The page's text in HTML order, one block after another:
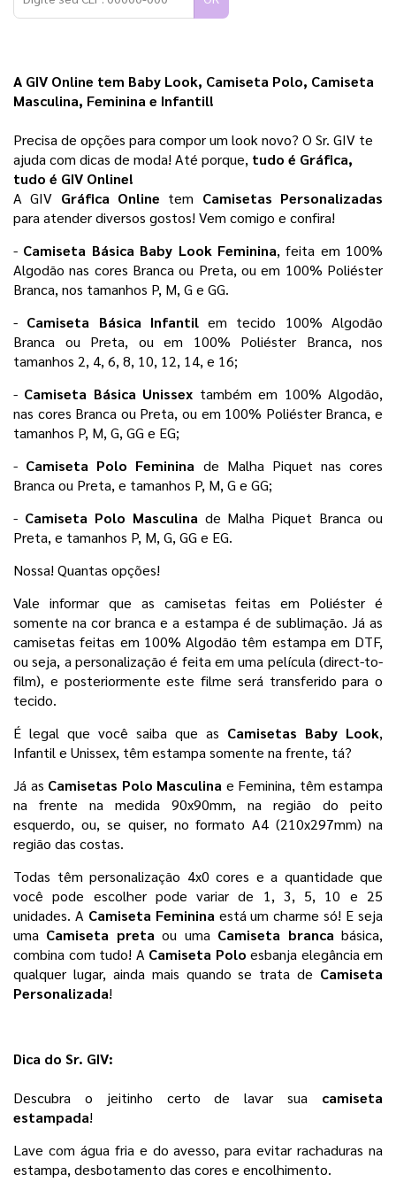
A GIV Online tem Baby Look, Camiseta Polo, Camiseta
Masculina, Feminina e Infantil!
Precisa de opções para compor um look novo? O Sr. GIV te
ajuda com dicas de moda! Até porque, tudo é Gráfica,
tudo é GIV Online!
A GIV Gráfica Online tem Camisetas Personalizadas
para atender diversos gostos! Vem comigo e confira!
- Camiseta Básica Baby Look Feminina, feita em 100%
Algodão nas cores Branca ou Preta, ou em 100% Poliéster
Branca, nos tamanhos P, M, G e GG.
- Camiseta Básica Infantil em tecido 100% Algodão
Branca ou Preta, ou em 100% Poliéster Branca, nos
tamanhos 2, 4, 6, 8, 10, 12, 14, e 16;
- Camiseta Básica Unissex também em 100% Algodão,
nas cores Branca ou Preta, ou em 100% Poliéster Branca, e
tamanhos P, M, G, GG e EG;
- Camiseta Polo Feminina de Malha Piquet nas cores
Branca ou Preta, e tamanhos P, M, G e GG;
- Camiseta Polo Masculina de Malha Piquet Branca ou
Preta, e tamanhos P, M, G, GG e EG.
Nossa! Quantas opções!
Vale informar que as camisetas feitas em Poliéster é
somente na cor branca e a estampa é de sublimação. Já as
camisetas feitas em 100% Algodão têm estampa em DTF,
ou seja, a personalização é feita em uma película (direct-to-
film), e posteriormente este filme será transferido para o
tecido.
É legal que você saiba que as Camisetas Baby Look,
Infantil e Unissex, têm estampa somente na frente, tá?
Já as Camisetas Polo Masculina e Feminina, têm estampa
na frente na medida 90x90mm, na região do peito
esquerdo, ou, se quiser, no formato A4 (210x297mm) na
região das costas.
Todas têm personalização 4x0 cores e a quantidade que
você pode escolher pode variar de 1, 3, 5, 10 e 25
unidades. A Camiseta Feminina está um charme só! E seja
uma Camiseta preta ou uma Camiseta branca básica,
combina com tudo! A Camiseta Polo esbanja elegância em
qualquer lugar, ainda mais quando se trata de Camiseta
Personalizada!
Dica do Sr. GIV:
Descubra o jeitinho certo de lavar sua camiseta
estampada!
Lave com água fria e do avesso, para evitar rachaduras na
estampa, desbotamento das cores e encolhimento.